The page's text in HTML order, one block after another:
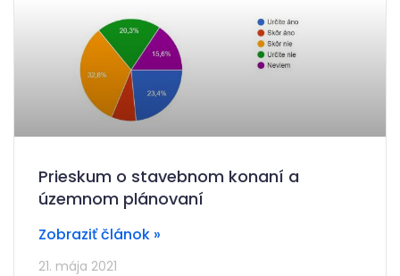
Prieskum o stavebnom konaní a
územnom plánovaní
Zobraziť článok »
21. mája 2021